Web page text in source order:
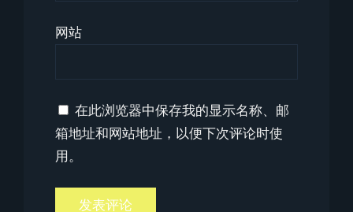
网站
在此浏览器中保存我的显示名称、邮
箱地址和网站地址，以便下次评论时使
用。